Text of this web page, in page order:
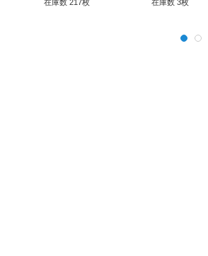
在庫数 217枚 在庫数 3枚